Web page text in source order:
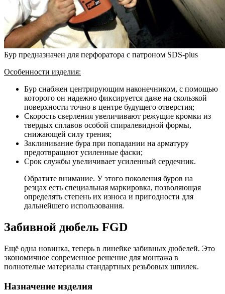
Бур предназначен для перфоратора с патроном SDS-plus
Особенности изделия:
Бур снабжен центрирующим наконечником, с помощью
которого он надежно фиксируется даже на скользкой
поверхности точно в центре будущего отверстия;
Скорость сверления увеличивают режущие кромки из
твердых сплавов особой спиралевидной формы,
снижающей силу трения;
Заклинивание бура при попадании на арматуру
предотвращают усиленные фаски;
Срок службы увеличивает усиленный сердечник.
Обратите внимание. У этого поколения буров на
резцах есть специальная маркировка, позволяющая
определять степень их износа и пригодности для
дальнейшего использования.
Забивной дюбель FGD
Ещё одна новинка, теперь в линейке забивных дюбелей. Это
экономичное современное решение для монтажа в
полнотелые материалы стандартных резьбовых шпилек.
Назначение изделия